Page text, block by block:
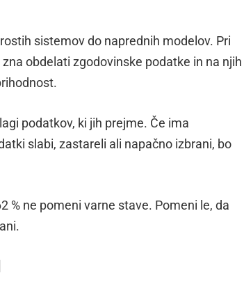
sistemov do naprednih modelov. Pri
obdelati zgodovinske podatke in na njih
podatkov, ki jih prejme. Če ima
slabi, zastareli ali napačno izbrani, bo
% ne pomeni varne stave. Pomeni le, da